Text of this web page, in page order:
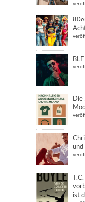
Die
und
ist